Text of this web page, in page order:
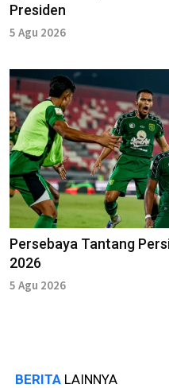
Presiden
5 Agu 2026
Persebaya Tantang
2026
5 Agu 2026
BERITA LAINNYA